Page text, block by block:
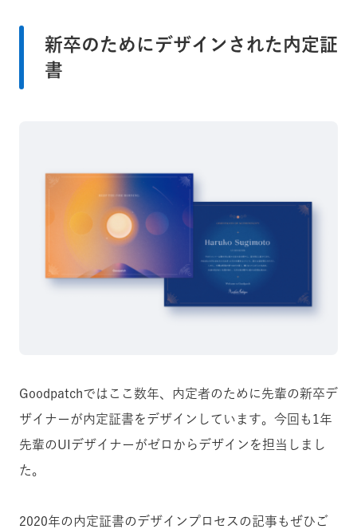
新卒のためにデザインされた内定証
書
Goodpatchではここ数年、内定者のために先輩の新卒デ
ザイナーが内定証書をデザインしています。今回も1年
先輩のUIデザイナーがゼロからデザインを担当しまし
た。
2020年の内定証書のデザインプロセスの記事もぜひご